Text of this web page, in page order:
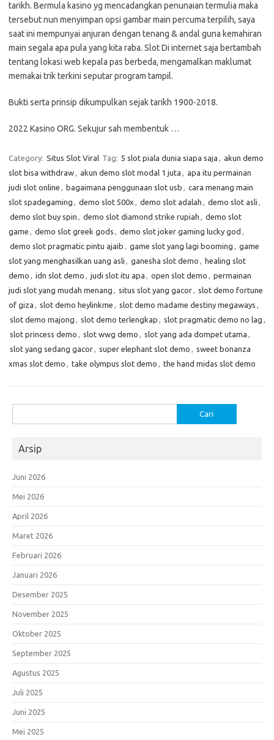
tarikh. Bermula kasino yg mencadangkan penunaian termulia maka
tersebut nun menyimpan opsi gambar main percuma terpilih, saya
saat ini mempunyai anjuran dengan tenang & andal guna kemahiran
main segala apa pula yang kita raba. Slot Di internet saja bertambah
tentang lokasi web kepala pas berbeda, mengamalkan maklumat
memakai trik terkini seputar program tampil.
Bukti serta prinsip dikumpulkan sejak tarikh 1900-2018.
2022 Kasino ORG. Sekujur sah membentuk …
Category: Situs Slot Viral Tag: 5 slot piala dunia siapa saja , akun demo
slot bisa withdraw, akun demo slot modal 1 juta , apa itu permainan
judi slot online , bagaimana penggunaan slot usb , cara menang main
slot spadegaming , demo slot 500x , demo slot adalah , demo slot asli ,
demo slot buy spin , demo slot diamond strike rupiah , demo slot
game , demo slot greek gods , demo slot joker gaming lucky god ,
demo slot pragmatic pintu ajaib , game slot yang lagi booming , game
slot yang menghasilkan uang asli , ganesha slot demo , healing slot
demo , idn slot demo , judi slot itu apa , open slot demo , permainan
judi slot yang mudah menang , situs slot yang gacor, slot demo fortune
of giza , slot demo heylinkme , slot demo madame destiny megaways ,
slot demo majong , slot demo terlengkap , slot pragmatic demo no lag ,
slot princess demo , slot wwg demo , slot yang ada dompet utama ,
slot yang sedang gacor, super elephant slot demo , sweet bonanza
xmas slot demo , take olympus slot demo , the hand midas slot demo
untuk:
Arsip
Juni 2026
Mei 2026
April 2026
Maret 2026
Februari 2026
Januari 2026
Desember 2025
November 2025
Oktober 2025
September 2025
Agustus 2025
Juli 2025
Juni 2025
Mei 2025